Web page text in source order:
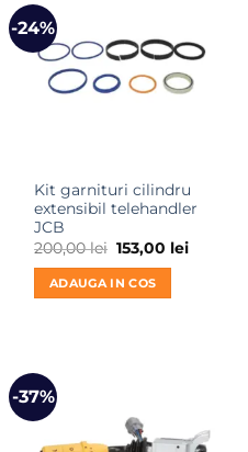
-24%
Kit garnituri cilindru
extensibil telehandler
JCB
200,00lei Prețul
inițial
a
fost:
200,00 lei.
153,00 leiPrețul
ADAUGA IN COS
-37%